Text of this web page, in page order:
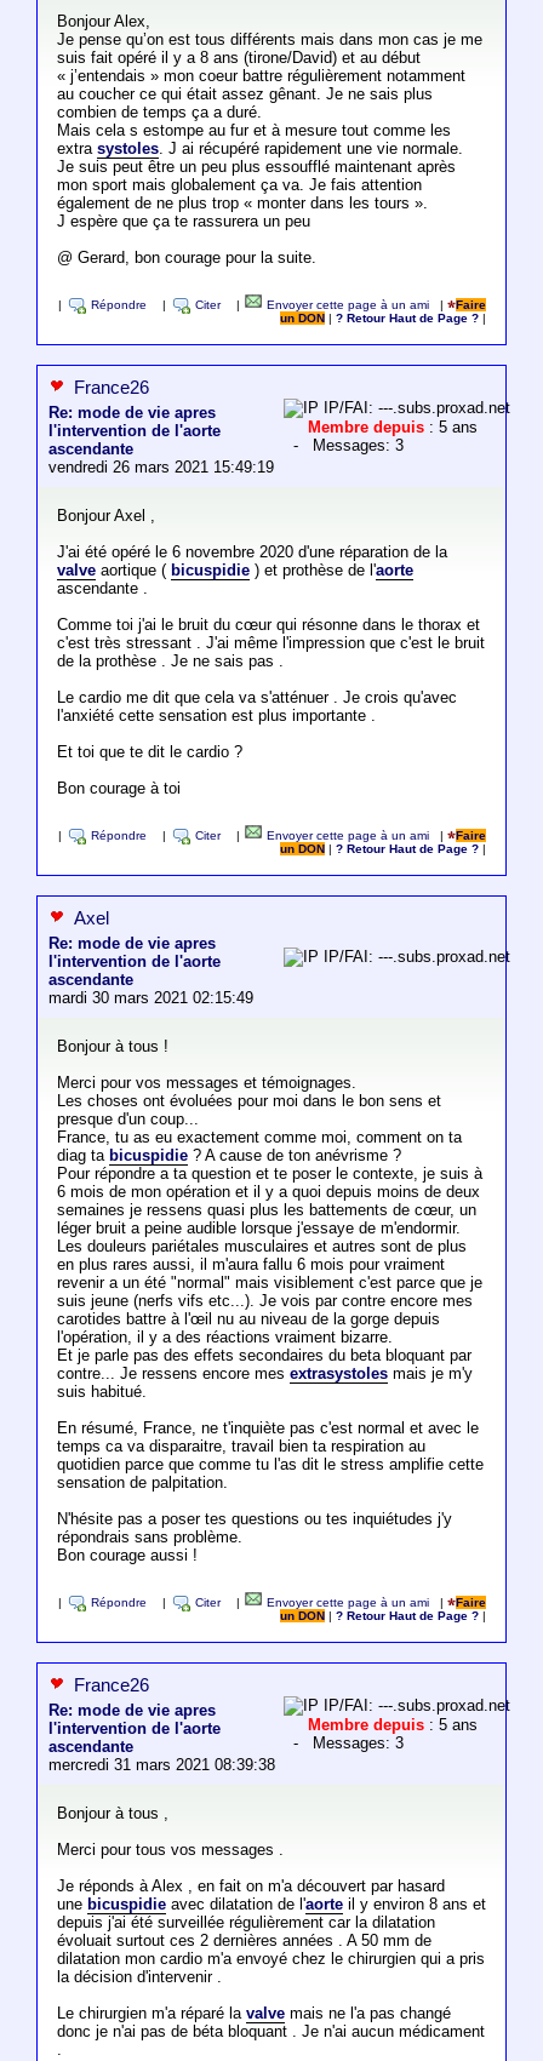
Bonjour Alex,
Je pense qu’on est tous différents mais dans mon cas je me
suis fait opéré il y a 8 ans (tirone/David) et au début
« j’entendais » mon coeur battre régulièrement notamment
au coucher ce qui était assez gênant. Je ne sais plus
combien de temps ça a duré.
Mais cela s estompe au fur et à mesure tout comme les
extra systoles. J ai récupéré rapidement une vie normale.
Je suis peut être un peu plus essoufflé maintenant après
mon sport mais globalement ça va. Je fais attention
également de ne plus trop « monter dans les tours ».
J espère que ça te rassurera un peu
@ Gerard, bon courage pour la suite.
Répondre Citer Envoyer cette page à un ami |
Faire
un DON
|? Retour Haut de Page ?
France26
Re: mode de vie apres
l'intervention de l'aorte
ascendante
vendredi 26 mars 2021 15:49:19
IP/FAI: ---.subs.proxad.net
Membre depuis : 5 ans
- Messages: 3
Bonjour Axel ,
J'ai été opéré le 6 novembre 2020 d'une réparation de la
valveaortique ( bicuspidie) et prothèse de l'aorte
ascendante .
Comme toi j'ai le bruit du cœur qui résonne dans le thorax et
c'est très stressant . J'ai même l'impression que c'est le bruit
de la prothèse . Je ne sais pas .
Le cardio me dit que cela va s'atténuer . Je crois qu'avec
l'anxiété cette sensation est plus importante .
Et toi que te dit le cardio ?
Bon courage à toi
Répondre Citer Envoyer cette page à un ami |
Faire
un DON
|? Retour Haut de Page ?
Axel
Re: mode de vie apres
l'intervention de l'aorte
ascendante
mardi 30 mars 2021 02:15:49
IP/FAI: ---.subs.proxad.net
Bonjour à tous !
Merci pour vos messages et témoignages.
Les choses ont évoluées pour moi dans le bon sens et
presque d'un coup...
France, tu as eu exactement comme moi, comment on ta
diag ta bicuspidie? A cause de ton anévrisme ?
Pour répondre a ta question et te poser le contexte, je suis à
6 mois de mon opération et il y a quoi depuis moins de deux
semaines je ressens quasi plus les battements de cœur, un
léger bruit a peine audible lorsque j'essaye de m'endormir.
Les douleurs pariétales musculaires et autres sont de plus
en plus rares aussi, il m'aura fallu 6 mois pour vraiment
revenir a un été "normal" mais visiblement c'est parce que je
suis jeune (nerfs vifs etc...). Je vois par contre encore mes
carotides battre à l'œil nu au niveau de la gorge depuis
l'opération, il y a des réactions vraiment bizarre.
Et je parle pas des effets secondaires du beta bloquant par
contre... Je ressens encore mes extrasystolesmais je m'y
suis habitué.
En résumé, France, ne t'inquiète pas c'est normal et avec le
temps ca va disparaitre, travail bien ta respiration au
quotidien parce que comme tu l'as dit le stress amplifie cette
sensation de palpitation.
N'hésite pas a poser tes questions ou tes inquiétudes j'y
répondrais sans problème.
Bon courage aussi !
Répondre Citer Envoyer cette page à un ami |
Faire
un DON
|? Retour Haut de Page ?
France26
Re: mode de vie apres
l'intervention de l'aorte
ascendante
mercredi 31 mars 2021 08:39:38
IP/FAI: ---.subs.proxad.net
Membre depuis : 5 ans
- Messages: 3
Bonjour à tous ,
Merci pour tous vos messages .
Je réponds à Alex , en fait on m'a découvert par hasard
une bicuspidieavec dilatation de l'aorteil y environ 8 ans et
depuis j'ai été surveillée régulièrement car la dilatation
évoluait surtout ces 2 dernières années . A 50 mm de
dilatation mon cardio m'a envoyé chez le chirurgien qui a pris
la décision d'intervenir .
Le chirurgien m'a réparé la valvemais ne l'a pas changé
donc je n'ai pas de béta bloquant . Je n'ai aucun médicament
.